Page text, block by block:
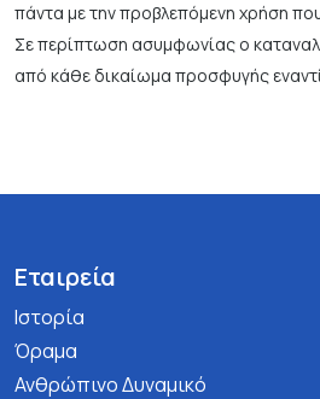
πάντα με την προβλεπόμενη χρήση
Σε περίπτωση ασυμφωνίας ο
από κάθε δικαίωμα προσφυγής
Εταιρεία
Ιστορία
Όραμα
Ανθρώπινο Δυναμικό